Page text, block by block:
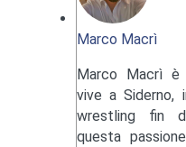
Marco Macrì
Marco Macrì è
vive a Siderno,
wrestling fin
questa